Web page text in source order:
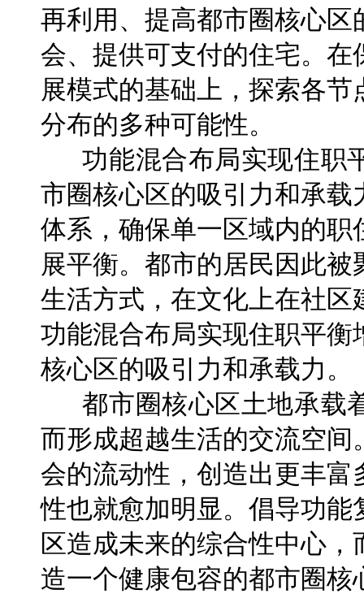
再利用、提高都市圈核心
会、提供可支付的住宅。
展模式的基础上，探索各
分布的多种可能性。
功能混合布局实现住职
市圈核心区的吸引力和承
体系，确保单一区域内的
展平衡。都市的居民因此
生活方式，在文化上在社
功能混合布局实现住职平
核心区的吸引力和承载力。
都市圈核心区土地承载
而形成超越生活的交流空
会的流动性，创造出更丰
性也就愈加明显。倡导功
区造成未来的综合性中心
造一个健康包容的都市圈